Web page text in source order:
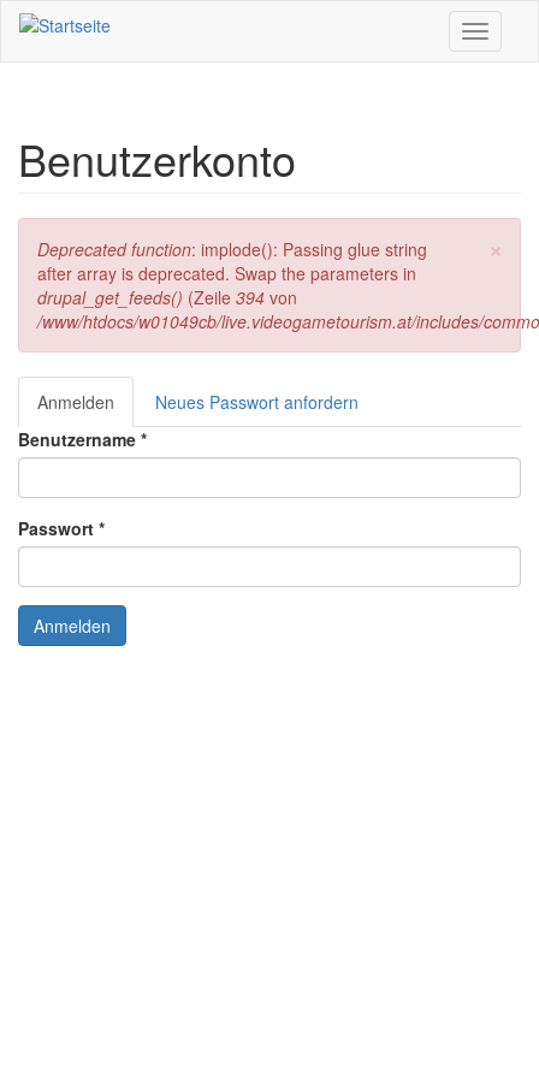
Direkt zum Inhalt
Toggle
Benutzerkonto
×
Fehlermeldung
Deprecated function: implode(): Passing glue string
after array is deprecated. Swap the parameters in
drupal_get_feeds() (Zeile 394 von
/www/htdocs/w01049cb/live.videogametourism.at/includes/
Haupt-Reiter
Anmelden (aktiver
Reiter)
Neues Passwort anfordern
Benutzername *
Passwort *
Anmelden